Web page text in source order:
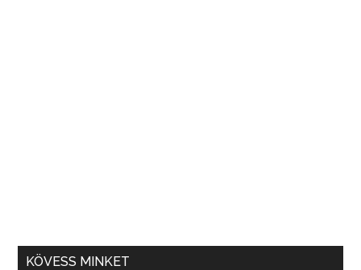
KÖVESS MINKET